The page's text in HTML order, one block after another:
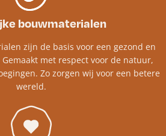
bouwmaterialen
zijn de basis voor een gezond en
met respect voor de natuur,
Zo zorgen wij voor een betere
wereld.